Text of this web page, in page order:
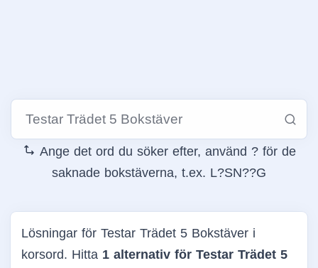
Ange det ord du söker efter, använd ? för de
saknade bokstäverna, t.ex. L?SN??G
Lösningar för Testar Trädet 5 Bokstäver i
korsord. Hitta 1 alternativ för Testar Trädet 5